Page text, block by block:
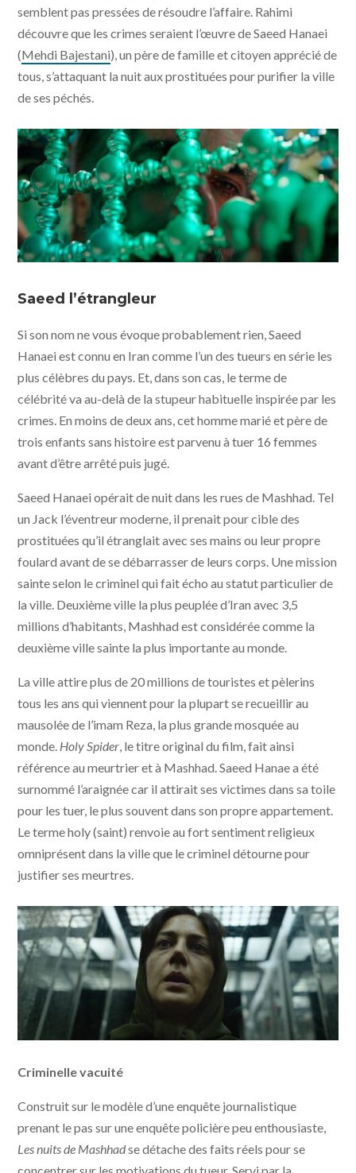
semblent pas pressées de résoudre l’affaire. Rahimi
découvre que les crimes seraient l’œuvre de Saeed Hanaei
(Mehdi Bajestani), un père de famille et citoyen apprécié de
tous, s’attaquant la nuit aux prostituées pour purifier la ville
de ses péchés.
Films - Wild Bunch International - Metropolitan
Saeed l’étrangleur
Si son nom ne vous évoque probablement rien, Saeed
Hanaei est connu en Iran comme l’un des tueurs en série les
plus célèbres du pays. Et, dans son cas, le terme de
célébrité va au-delà de la stupeur habituelle inspirée par les
crimes. En moins de deux ans, cet homme marié et père de
trois enfants sans histoire est parvenu à tuer 16 femmes
avant d’être arrêté puis jugé.
Saeed Hanaei opérait de nuit dans les rues de Mashhad. Tel
un Jack l’éventreur moderne, il prenait pour cible des
prostituées qu’il étranglait avec ses mains ou leur propre
foulard avant de se débarrasser de leurs corps. Une mission
sainte selon le criminel qui fait écho au statut particulier de
la ville. Deuxième ville la plus peuplée d’Iran avec 3,5
millions d’habitants, Mashhad est considérée comme la
deuxième ville sainte la plus importante au monde.
La ville attire plus de 20 millions de touristes et pèlerins
tous les ans qui viennent pour la plupart se recueillir au
mausolée de l’imam Reza, la plus grande mosquée au
monde. Holy Spider, le titre original du film, fait ainsi
référence au meurtrier et à Mashhad. Saeed Hanae a été
surnommé l’araignée car il attirait ses victimes dans sa toile
pour les tuer, le plus souvent dans son propre appartement.
Le terme holy (saint) renvoie au fort sentiment religieux
omniprésent dans la ville que le criminel détourne pour
justifier ses meurtres.
Films - Wild Bunch International - Metropolitan
Criminelle vacuité
Construit sur le modèle d’une enquête journalistique
prenant le pas sur une enquête policière peu enthousiaste,
Les nuits de Mashhadse détache des faits réels pour se